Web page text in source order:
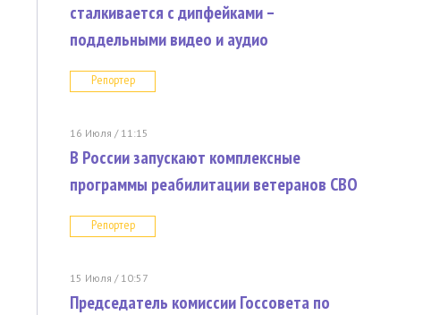
сталкивается с дипфейками –
поддельными видео и аудио
Репортер
16 Июля / 11:15
В России запускают комплексные
программы реабилитации ветеранов СВО
Репортер
15 Июля / 10:57
Председатель комиссии Госсовета по